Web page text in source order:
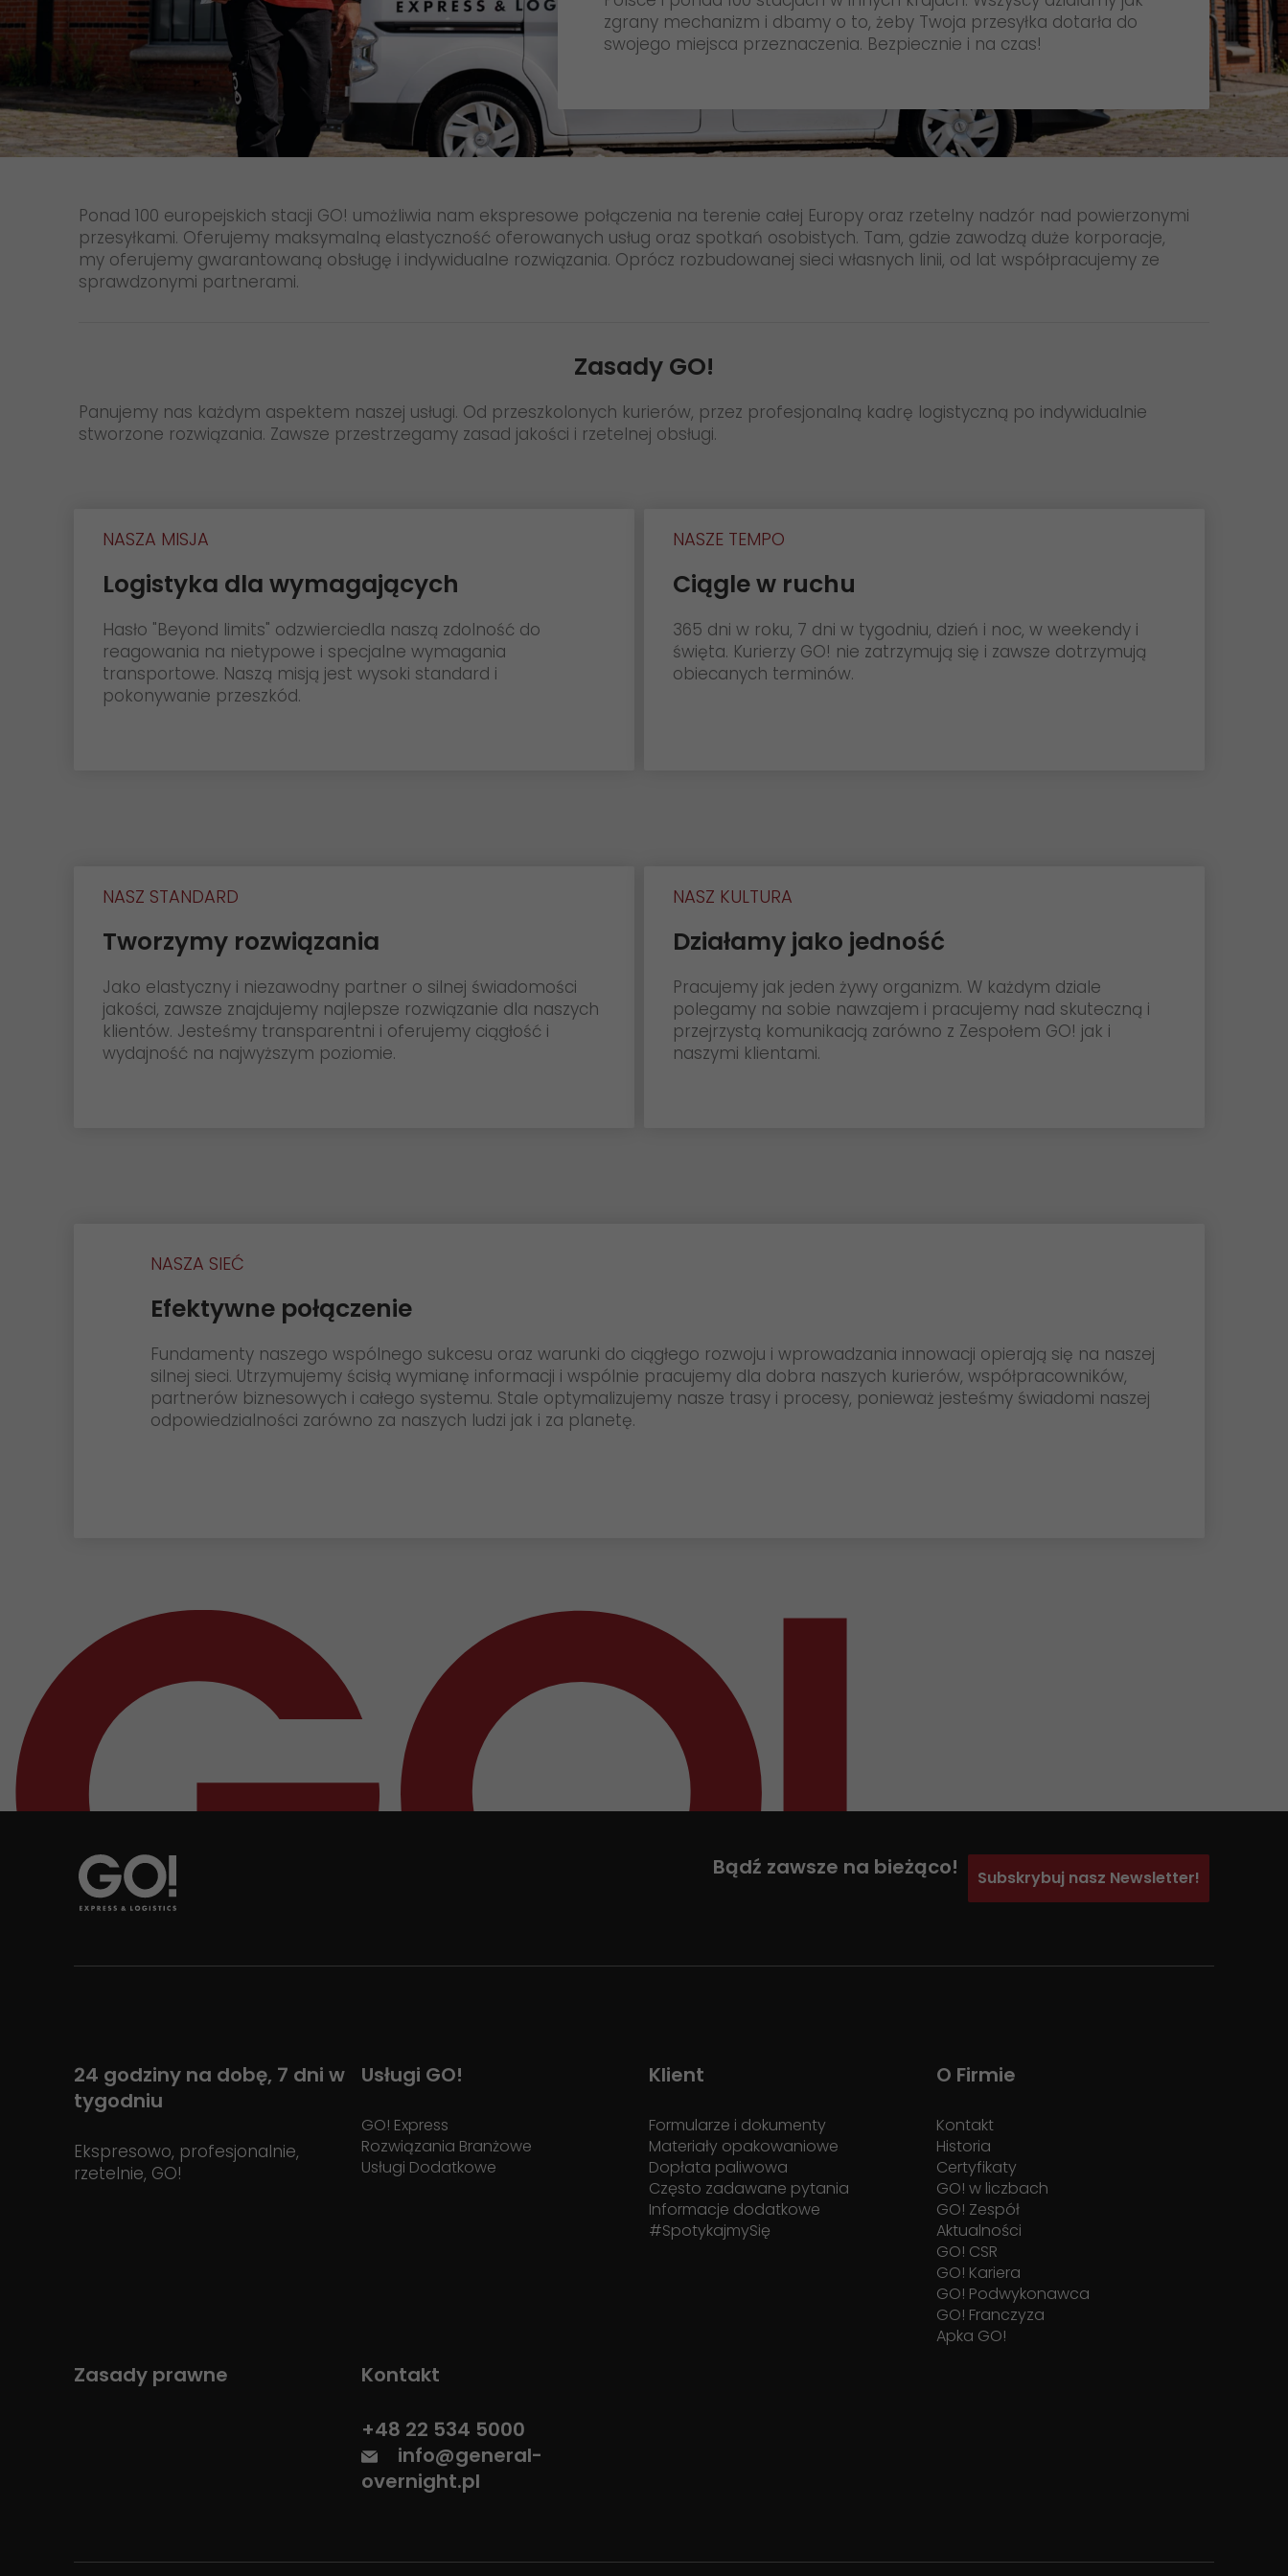
Transport towarów niebezpiecznych
Dostawa Dokumentów
Przewóz zwierząt
>
#SpotykajmySię
Aktualności
GO! CSR
+
>
GO! Podwykonawca
Apka GO!
zgrany mechanizm i dbamy o to, żeby Twoja przesyłka dotarła do
swojego miejsca przeznaczenia. Bezpiecznie i na czas!
Ponad 100 europejskich stacji GO! umożliwia nam ekspresowe połączenia na terenie całej Europy oraz rzetelny nadzór nad powierzonymi
przesyłkami. Oferujemy maksymalną elastyczność oferowanych usług oraz spotkań osobistych. Tam, gdzie zawodzą duże korporacje,
my oferujemy gwarantowaną obsługę i indywidualne rozwiązania. Oprócz rozbudowanej sieci własnych linii, od lat współpracujemy ze
sprawdzonymi partnerami.
Zasady GO!
Panujemy nas każdym aspektem naszej usługi. Od przeszkolonych kurierów, przez profesjonalną kadrę logistyczną po indywidualnie
stworzone rozwiązania. Zawsze przestrzegamy zasad jakości i rzetelnej obsługi.
NASZA MISJA
Logistyka dla wymagających
Hasło "Beyond limits" odzwierciedla naszą zdolność do
reagowania na nietypowe i specjalne wymagania
transportowe. Naszą misją jest wysoki standard i
pokonywanie przeszkód.
NASZE TEMPO
Ciągle w ruchu
365 dni w roku, 7 dni w tygodniu, dzień i noc, w weekendy i
święta. Kurierzy GO! nie zatrzymują się i zawsze dotrzymują
obiecanych terminów.
NASZ STANDARD
Tworzymy rozwiązania
Jako elastyczny i niezawodny partner o silnej świadomości
jakości, zawsze znajdujemy najlepsze rozwiązanie dla naszych
klientów. Jesteśmy transparentni i oferujemy ciągłość i
wydajność na najwyższym poziomie.
NASZ KULTURA
Działamy jako jedność
Pracujemy jak jeden żywy organizm. W każdym dziale
polegamy na sobie nawzajem i pracujemy nad skuteczną i
przejrzystą komunikacją zarówno z Zespołem GO! jak i
naszymi klientami.
NASZA SIEĆ
Efektywne połączenie
Fundamenty naszego wspólnego sukcesu oraz warunki do ciągłego rozwoju i wprowadzania innowacji opierają się na naszej
silnej sieci. Utrzymujemy ścisłą wymianę informacji i wspólnie pracujemy dla dobra naszych kurierów, współpracowników,
partnerów biznesowych i całego systemu. Stale optymalizujemy nasze trasy i procesy, ponieważ jesteśmy świadomi naszej
odpowiedzialności zarówno za naszych ludzi jak i za planetę.
Bądź zawsze na bieżąco! Subskrybuj nasz Newsletter!
24 godziny na dobę, 7 dni w
tygodniu
Ekspresowo, profesjonalnie,
rzetelnie, GO!
Usługi GO!
GO! Express
Rozwiązania Branżowe
Usługi Dodatkowe
Klient
Formularze i dokumenty
Materiały opakowaniowe
Dopłata paliwowa
Często zadawane pytania
Informacje dodatkowe
#SpotykajmySię
O Firmie
Kontakt
Historia
Certyfikaty
GO! w liczbach
GO! Zespół
Aktualności
GO! CSR
GO! Kariera
GO! Podwykonawca
GO! Franczyza
Apka GO!
Zasady prawne Kontakt
+48 22 534 5000
info@general-
overnight.pl